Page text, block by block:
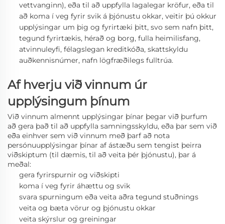
vettvanginn), eða til að uppfylla lagalegar kröfur, eða til
að koma í veg fyrir svik á þjónustu okkar, veitir þú okkur
upplýsingar um þig og fyrirtæki þitt, svo sem nafn þitt,
tegund fyrirtækis, hérað og borg, fulla heimilisfang,
atvinnuleyfi, félagslegan kreditkóða, skattskyldu
auðkennisnúmer, nafn lögfræðilegs fulltrúa.
Af hverju við vinnum úr
upplýsingum þínum
Við vinnum almennt upplýsingar þínar þegar við þurfum
að gera það til að uppfylla samningsskyldu, eða þar sem við
eða einhver sem við vinnum með þarf að nota
persónuupplýsingar þínar af ástæðu sem tengist þeirra
viðskiptum (til dæmis, til að veita þér þjónustu), þar á
meðal:
gera fyrirspurnir og viðskipti
koma í veg fyrir áhættu og svik
svara spurningum eða veita aðra tegund stuðnings
veita og bæta vörur og þjónustu okkar
veita skýrslur og greiningar